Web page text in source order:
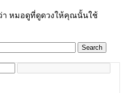
า หมอดูที่ดูดวงให้คุณนั้นใช้